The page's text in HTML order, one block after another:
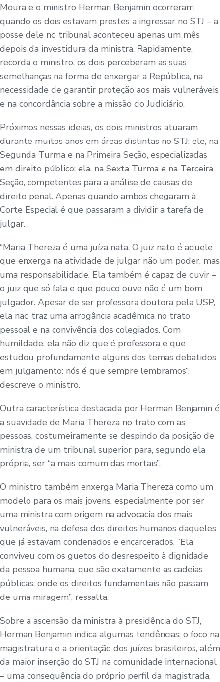
Moura e o ministro Herman Benjamin ocorreram
quando os dois estavam prestes a ingressar no STJ – a
posse dele no tribunal aconteceu apenas um mês
depois da investidura da ministra. Rapidamente,
recorda o ministro, os dois perceberam as suas
semelhanças na forma de enxergar a República, na
necessidade de garantir proteção aos mais vulneráveis
e na concordância sobre a missão do Judiciário.
Próximos nessas ideias, os dois ministros atuaram
durante muitos anos em áreas distintas no STJ: ele, na
Segunda Turma e na Primeira Seção, especializadas
em direito público; ela, na Sexta Turma e na Terceira
Seção, competentes para a análise de causas de
direito penal. Apenas quando ambos chegaram à
Corte Especial é que passaram a dividir a tarefa de
julgar.
“Maria Thereza é uma juíza nata. O juiz nato é aquele
que enxerga na atividade de julgar não um poder, mas
uma responsabilidade. Ela também é capaz de ouvir –
o juiz que só fala e que pouco ouve não é um bom
julgador. Apesar de ser professora doutora pela USP,
ela não traz uma arrogância acadêmica no trato
pessoal e na convivência dos colegiados. Com
humildade, ela não diz que é professora e que
estudou profundamente alguns dos temas debatidos
em julgamento: nós é que sempre lembramos”,
descreve o ministro.
Outra característica destacada por Herman Benjamin é
a suavidade de Maria Thereza no trato com as
pessoas, costumeiramente se despindo da posição de
ministra de um tribunal superior para, segundo ela
própria, ser “a mais comum das mortais”.
O ministro também enxerga Maria Thereza como um
modelo para os mais jovens, especialmente por ser
uma ministra com origem na advocacia dos mais
vulneráveis, na defesa dos direitos humanos daqueles
que já estavam condenados e encarcerados. “Ela
conviveu com os guetos do desrespeito à dignidade
da pessoa humana, que são exatamente as cadeias
públicas, onde os direitos fundamentais não passam
de uma miragem”, ressalta.
Sobre a ascensão da ministra à presidência do STJ,
Herman Benjamin indica algumas tendências: o foco na
magistratura e a orientação dos juízes brasileiros, além
da maior inserção do STJ na comunidade internacional
– uma consequência do próprio perfil da magistrada,